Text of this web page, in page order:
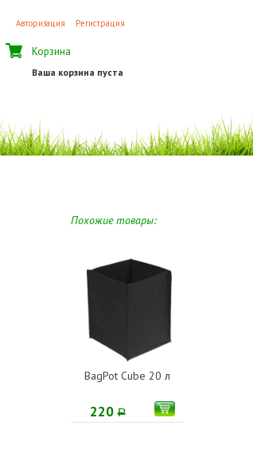
Авторизация Регистрация
Корзина
Ваша корзина пуста
Похожие товары:
BagPot Cube 20 л
220Р